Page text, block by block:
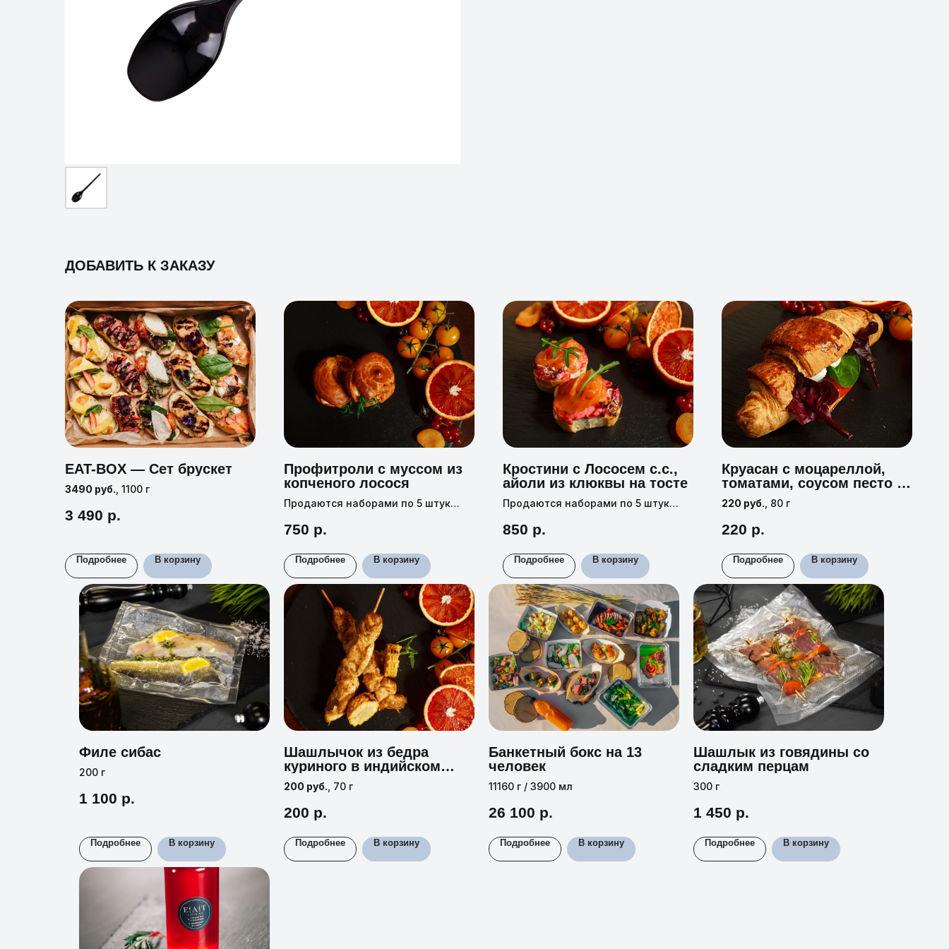
ДОБАВИТЬ К ЗАКАЗУ
EAT-BOX — Сет брускет
3490 руб. , 1100 г
3 490 р.
Подробнее В корзину
Профитроли с муссом из
копченого лосося
Продаются наборами по 5 штук
750 р.
Подробнее В корзину
Кростини с Лососем с.с.,
айоли из клюквы на тосте
Продаются наборами по 5 штук
850 р.
Подробнее В корзину
Круасан с моцареллой,
томатами, соусом песто и
руколой
220 руб. , 80 г
220 р.
Подробнее В корзину
Филе сибас
200 г
1 100 р.
Подробнее В корзину
Шашлычок из бедра
куриного в индийском
маринаде
200 руб. , 70 г
200 р.
Подробнее В корзину
Банкетный бокс на 13
человек
11160 г / 3900 мл
26 100 р.
Подробнее В корзину
Шашлык из говядины со
сладким перцам
300 г
1 450 р.
Подробнее В корзину